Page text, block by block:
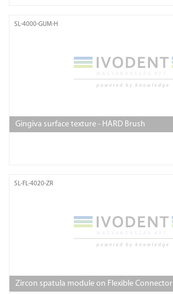
SL-4000-GUM-H
Gingiva surface texture - HARD Brush
SL-FL-4020-ZR
Zircon spatula module on Flexible Connector